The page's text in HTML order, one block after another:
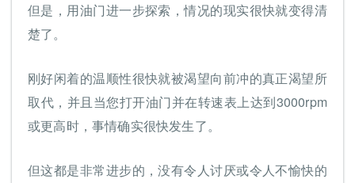
但是，用油门进一步探索，情况的现实很快就变得清
楚了。
刚好闲着的温顺性很快就被渴望向前冲的真正渴望所
取代，并且当您打开油门并在转速表上达到3000rpm
或更高时，事情确实很快发生了。
但这都是非常进步的，没有令人讨厌或令人不愉快的